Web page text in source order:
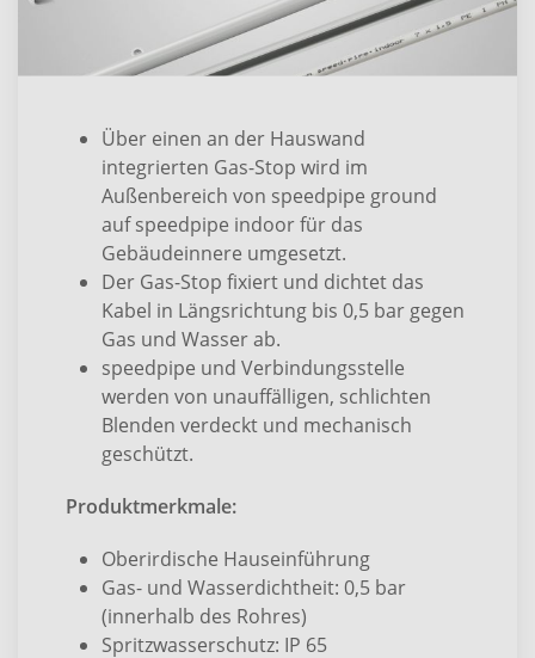
Über einen an der Hauswand
integrierten Gas-Stop wird im
Außenbereich von speedpipe ground
auf speedpipe indoor für das
Gebäudeinnere umgesetzt.
Der Gas-Stop fixiert und dichtet das
Kabel in Längsrichtung bis 0,5 bar gegen
Gas und Wasser ab.
speedpipe und Verbindungsstelle
werden von unauffälligen, schlichten
Blenden verdeckt und mechanisch
geschützt.
Produktmerkmale:
Oberirdische Hauseinführung
Gas- und Wasserdichtheit: 0,5 bar
(innerhalb des Rohres)
Spritzwasserschutz: IP 65